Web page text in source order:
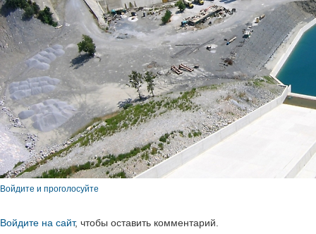
Войдите и проголосуйте
Войдите на сайт, чтобы оставить комментарий.